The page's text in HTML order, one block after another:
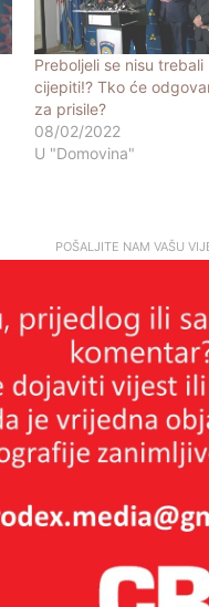
Preboljeli se nisu trebali
cijepiti!? Tko će
za prisile?
08/02/2022
U "Domovina"
POŠALJITE NAM VAŠU